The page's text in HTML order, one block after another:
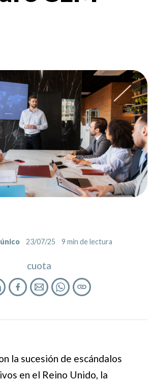
23/07/25 9 min de lectura
cuota
la sucesión de escándalos
en el Reino Unido, la